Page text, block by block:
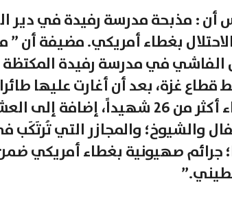
: مذبحة مدرسة رفيدة في دير
بغطاء أمريكي. مضيفة أن
الفاشي في مدرسة رفيدة المكتظة
قطاع غزة، بعد أن أغارت عليها
ما أدى لارتقاء أكثر من 26
والشيوخ؛ والمجازر التي
جرائم صهيونية بغطاء أمريكي